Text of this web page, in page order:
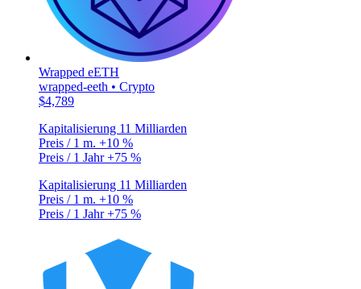
Wrapped eETH
wrapped-eeth • Crypto
$4,789
Kapitalisierung 11 Milliarden
Preis / 1 m. +10 %
Preis / 1 Jahr+75 %
Kapitalisierung 11 Milliarden
Preis / 1 m. +10 %
Preis / 1 Jahr+75 %